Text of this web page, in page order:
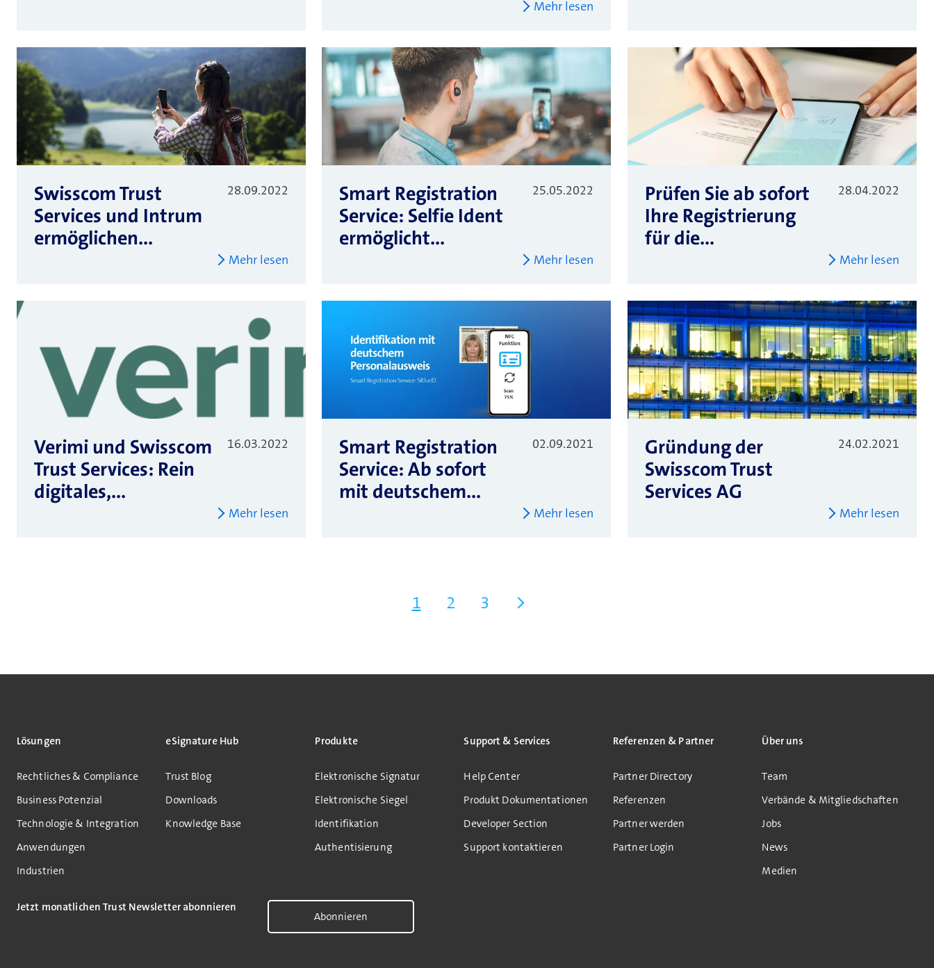
Mehr lesen
Swisscom Trust
Services und Intrum
ermöglichen...
28.09.2022
Mehr lesen
Smart Registration
Service: Selfie Ident
ermöglicht...
25.05.2022
Mehr lesen
Prüfen Sie ab sofort
Ihre Registrierung
für die...
28.04.2022
Mehr lesen
Verimi und Swisscom
Trust Services: Rein
digitales,...
16.03.2022
Mehr lesen
Smart Registration
Service: Ab sofort
mit deutschem...
02.09.2021
Mehr lesen
Gründung der
Swisscom Trust
Services AG
24.02.2021
Mehr lesen
1 2 3
Lösungen
Rechtliches & Compliance
Business Potenzial
Technologie & Integration
Anwendungen
Industrien
eSignature Hub
Trust Blog
Downloads
Knowledge Base
Produkte
Elektronische Signatur
Elektronische Siegel
Identifikation
Authentisierung
Support & Services
Help Center
Produkt Dokumentationen
Developer Section
Support kontaktieren
Referenzen & Partner
Partner Directory
Referenzen
Partner werden
Partner Login
Über uns
Team
Verbände & Mitgliedschaften
Jobs
News
Medien
Jetzt monatlichen Trust Newsletter abonnieren
Abonnieren